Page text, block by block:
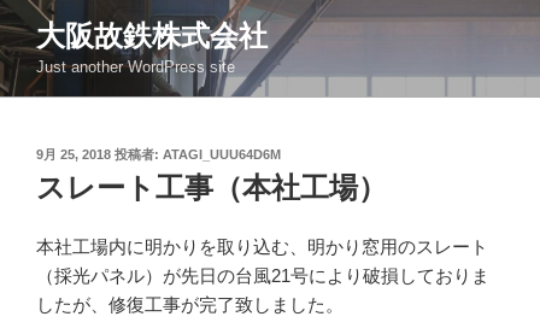
コ
ン
テ
ン
大阪故鉄株式会社
Just another WordPress site
投
稿
日:
9月 25, 2018 投稿者: ATAGI_UUU64D6M
スレート工事（本社工場）
本社工場内に明かりを取り込む、明かり窓用のスレート
（採光パネル）が先日の台風21号により破損しておりま
したが、修復工事が完了致しました。